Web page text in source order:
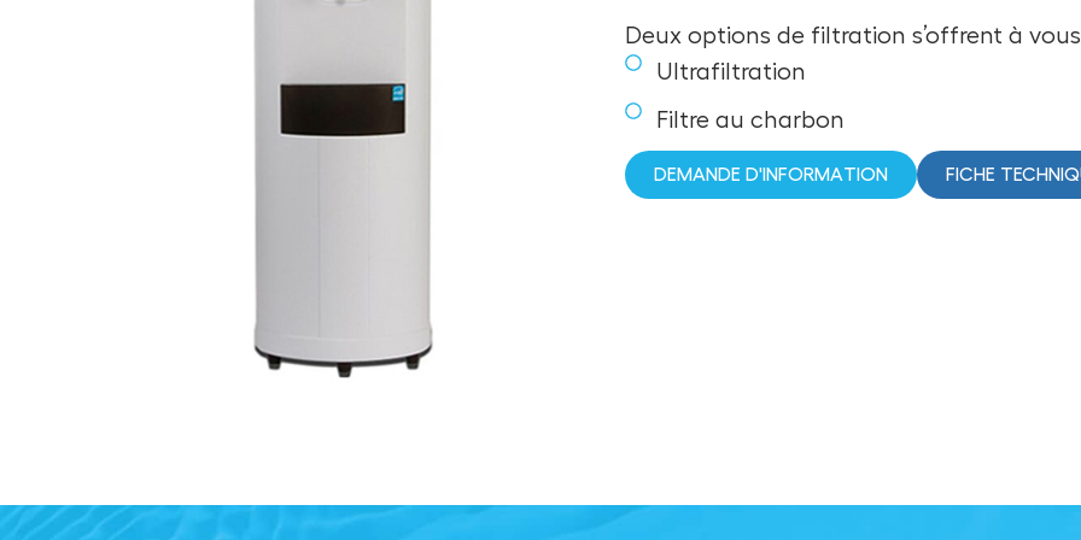
Deux options de filtration s’offrent à
Ultrafiltration
Filtre au charbon
DEMANDE D'INFORMATION FICHE